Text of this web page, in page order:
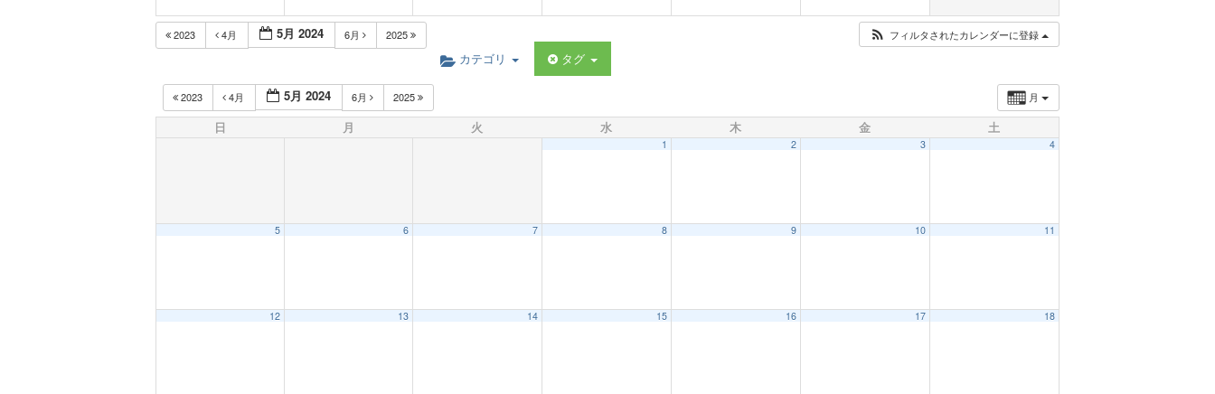
2023 4月 5月 2024 6月 2025 フィルタされたカレンダーに登録
カテゴリ タグ
月
2023 4月 5月 2024 6月 2025
日 月 火 水 木 金 土
1 2 3 4
5 6 7 8 9 10 11
12 13 14 15 16 17 18